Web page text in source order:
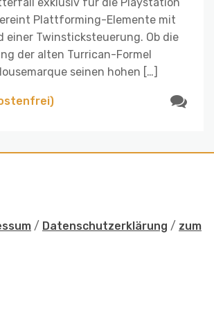
Plattforming-Elemente mit
einer Twinsticksteuerung. Ob die
der alten Turrican-Formel
seinen hohen […]
/ Datenschutzerklärung / zum